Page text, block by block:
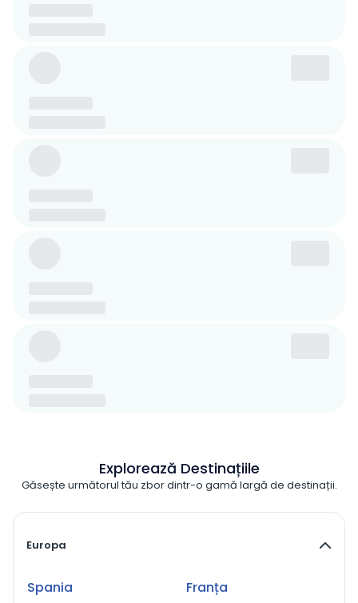
Explorează Destinațiile
Găsește următorul tău zbor dintr-o gamă largă de destinații.
Europa
Spania Franța